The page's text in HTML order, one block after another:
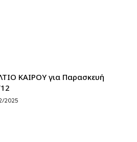
ΚΑΙΡΟΥ για Παρασκευή
2025